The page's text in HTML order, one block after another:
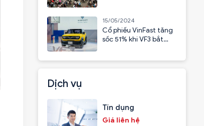
15/05/2024
Cổ phiếu VinFast tăng
sốc 51% khi VF3 bắt
Dịch vụ
Tín dụng
Giá liên hệ